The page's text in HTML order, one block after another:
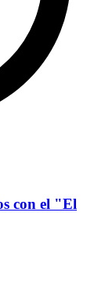
con el "El